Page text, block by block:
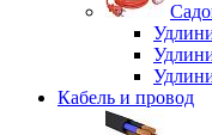
Кабель и провод